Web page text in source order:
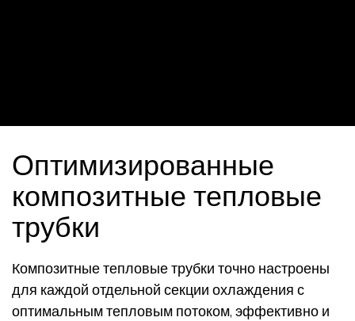
Оптимизированные
композитные тепловые
трубки
Композитные тепловые трубки точно настроены
для каждой отдельной секции охлаждения с
оптимальным тепловым потоком, эффективно и